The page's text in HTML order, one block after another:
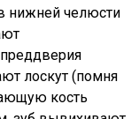
нижней челюсти
лоскут (помня
кость